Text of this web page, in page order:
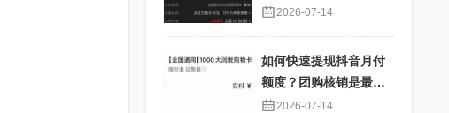
2026-07-14
如何快速提现抖音月付
额度？团购核销是最佳
选择！
2026-07-14